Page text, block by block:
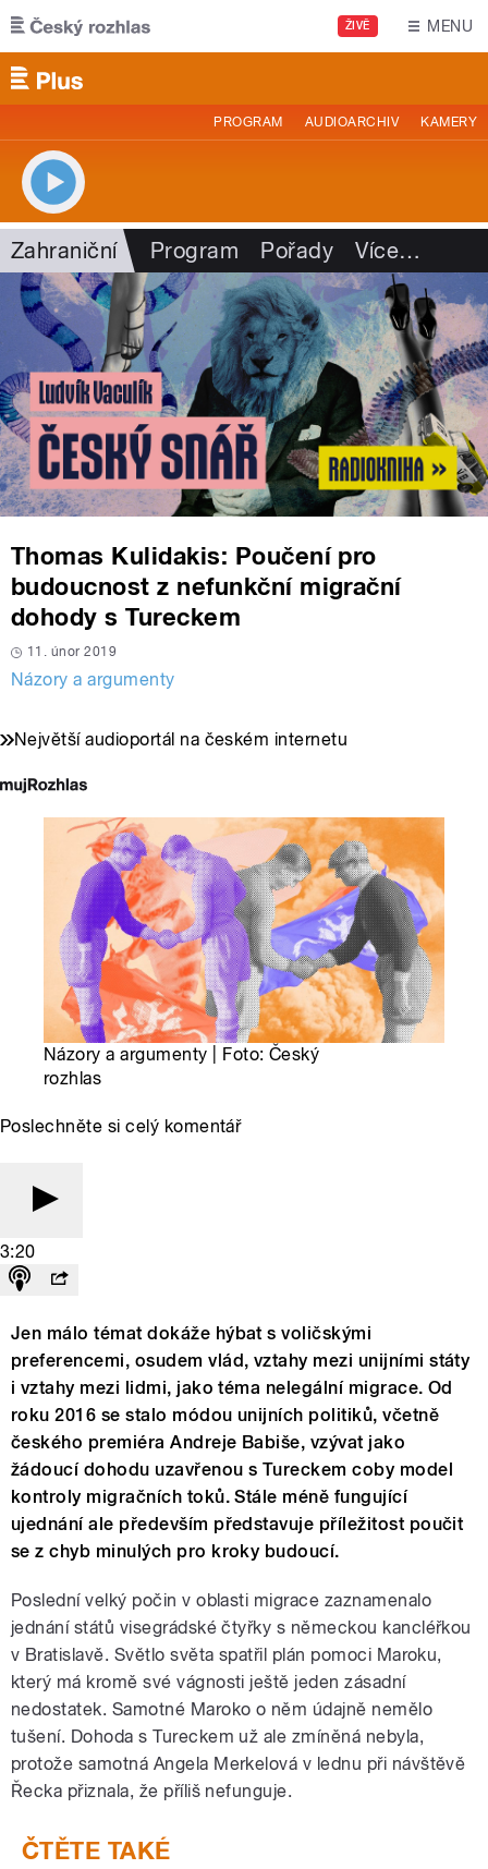
Přejít k hlavnímu obsahu
ŽIVĚ MENU
PROGRAM AUDIOARCHIV KAMERY
Zahraniční Program Pořady Více…
Thomas Kulidakis: Poučení pro
budoucnost z nefunkční migrační
dohody s Tureckem
11. únor 2019
Názory a argumenty
Největší audioportál na českém internetu
Názory a argumenty | Foto: Český
rozhlas
Poslechněte si celý komentář
3:20
Jen málo témat dokáže hýbat s voličskými
preferencemi, osudem vlád, vztahy mezi unijními státy
i vztahy mezi lidmi, jako téma nelegální migrace. Od
roku 2016 se stalo módou unijních politiků, včetně
českého premiéra Andreje Babiše, vzývat jako
žádoucí dohodu uzavřenou s Tureckem coby model
kontroly migračních toků. Stále méně fungující
ujednání ale především představuje příležitost poučit
se z chyb minulých pro kroky budoucí.
Poslední velký počin v oblasti migrace zaznamenalo
jednání států visegrádské čtyřky s německou kancléřkou
v Bratislavě. Světlo světa spatřil plán pomoci Maroku,
který má kromě své vágnosti ještě jeden zásadní
nedostatek. Samotné Maroko o něm údajně nemělo
tušení. Dohoda s Tureckem už ale zmíněná nebyla,
protože samotná Angela Merkelová v lednu při návštěvě
Řecka přiznala, že příliš nefunguje.